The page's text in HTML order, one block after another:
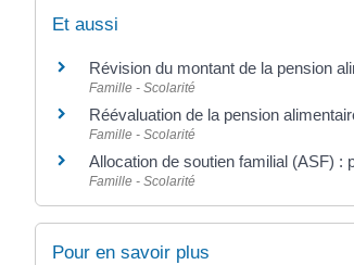
Et aussi
Révision du montant de la pension
Famille - Scolarité
Réévaluation de la pension
Famille - Scolarité
Allocation de soutien familial (ASF) :
Famille - Scolarité
Pour en savoir plus